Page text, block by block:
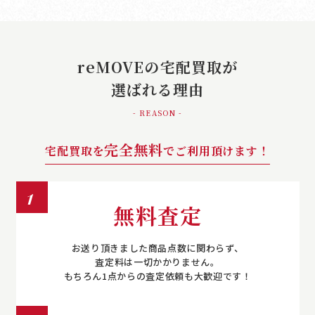
reMOVEの宅配買取が
選ばれる理由
- REASON -
宅配買取を完全無料でご利用頂けます！
1
無料査定
お送り頂きました商品点数に関わらず、
査定料は一切かかりません。
もちろん1点からの査定依頼も大歓迎です！